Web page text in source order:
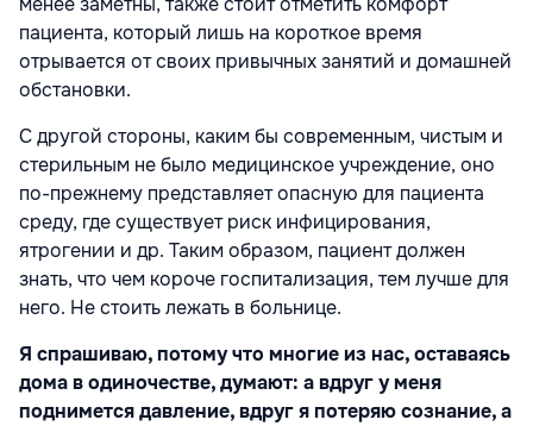
пациента, который лишь на короткое время
отрывается от своих привычных занятий и домашней
обстановки.
С другой стороны, каким бы современным, чистым и
стерильным не было медицинское учреждение, оно
по-прежнему представляет опасную для пациента
среду, где существует риск инфицирования,
ятрогении и др. Таким образом, пациент должен
знать, что чем короче госпитализация, тем лучше для
него. Не стоить лежать в больнице.
Я спрашиваю, потому что многие из нас, оставаясь
дома в одиночестве, думают: а вдруг у меня
поднимется давление, вдруг я потеряю сознание, а